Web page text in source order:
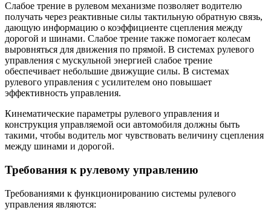
Слабое трение в рулевом механизме по­зволяет водителю
получать через реактивные силы тактильную обратную связь,
дающую информацию о коэффициенте сцепления между
дорогой и шинами. Слабое трение также помогает колесам
выровняться для движения по прямой. В системах рулевого
управления с мускульной энергией слабое трение
обеспечивает небольшие движущие силы. В системах
рулевого управления с усилителем оно повышает
эффективность управления.
Кинематические параметры рулевого управления и
конструкция управляемой оси автомобиля должны быть
такими, чтобы во­дитель мог чувствовать величину сцепления
между шинами и дорогой.
Требования к рулевому управлению
Требованиями к функционированию системы рулевого
управления являются: